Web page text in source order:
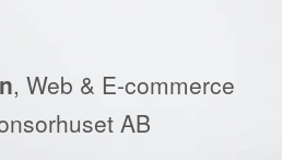
, Web & E-commerce
AB